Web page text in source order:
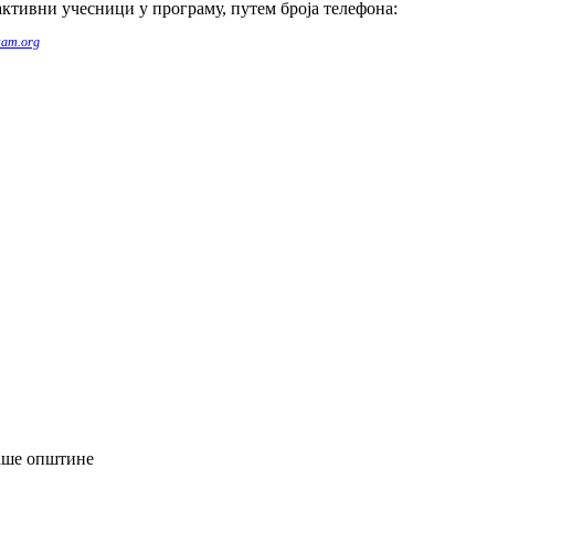
учесници у програму, путем броја телефона:
општине